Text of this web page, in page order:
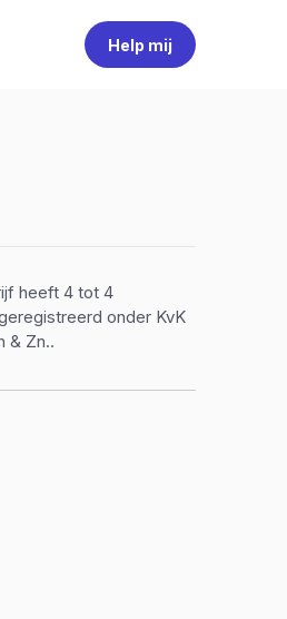
Help mij
heeft 4 tot 4
onder KvK
& Zn..